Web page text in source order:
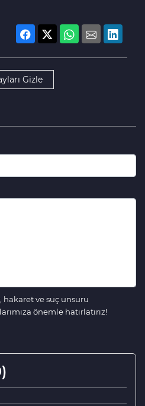
Gizle
ve suç unsuru
önemle hatırlatırız!
)